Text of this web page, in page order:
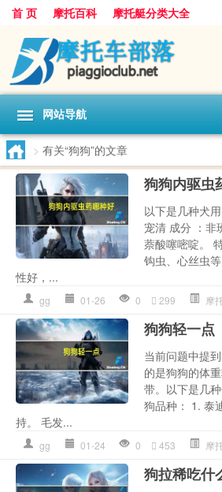
首 页 摩托百科 摩托艇分类大全
网站导航
> 有关“狗狗”的文章
狗狗内驱虫
以下是几种犬
宠清 成分 ：非
萘酸噻嘧啶。
钩虫、心丝虫
性好，...
gg 01-26 0 299 摩
狗狗轻一点
当前问题中提
的是狗狗的体
带。以下是几
狗品种： 1. 泰
持。 毛发...
gg 01-24 0 453 摩
狗拉稀吃什